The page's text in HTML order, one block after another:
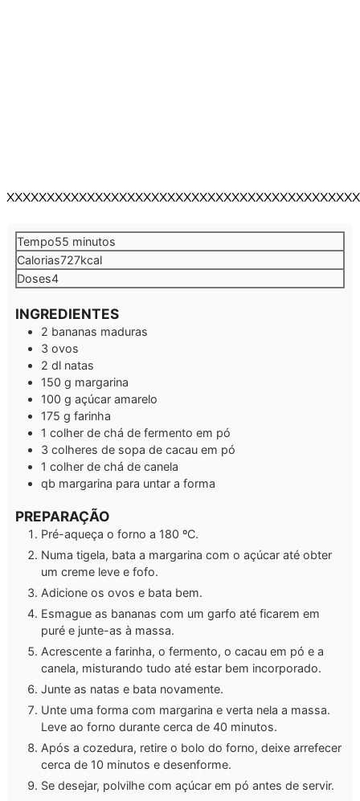
Tempo55 minutos
minutos
Calorias727kcal
Doses4
INGREDIENTES
2 bananas maduras
3 ovos
2 dl natas
150 g margarina
100 g açúcar amarelo
175 g farinha
1 colher de chá de fermento em pó
3 colheres de sopa de cacau em pó
1 colher de chá de canela
qb margarina para untar a forma
PREPARAÇÃO
Pré-aqueça o forno a 180 ºC.
Numa tigela, bata a margarina com o açúcar até obter
um creme leve e fofo.
Adicione os ovos e bata bem.
Esmague as bananas com um garfo até ficarem em
puré e junte-as à massa.
Acrescente a farinha, o fermento, o cacau em pó e a
canela, misturando tudo até estar bem incorporado.
Junte as natas e bata novamente.
Unte uma forma com margarina e verta nela a massa.
Leve ao forno durante cerca de 40 minutos.
Após a cozedura, retire o bolo do forno, deixe arrefecer
cerca de 10 minutos e desenforme.
Se desejar, polvilhe com açúcar em pó antes de servir.